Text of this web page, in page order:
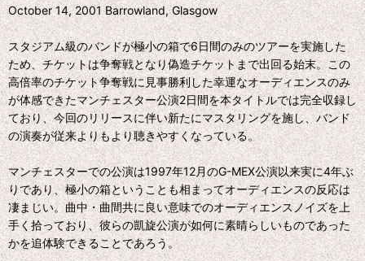
October 14, 2001 Barrowland, Glasgow
スタジアム級のバンドが極小の箱で6日間のみのツアーを実施した
ため、チケットは争奪戦となり偽造チケットまで出回る始末。この
高倍率のチケット争奪戦に見事勝利した幸運なオーディエンスのみ
が体感できたマンチェスター公演2日間を本タイトルでは完全収録し
ており、今回のリリースに伴い新たにマスタリングを施し、バンド
の演奏が従来よりもより聴きやすくなっている。
マンチェスターでの公演は1997年12月のG-MEX公演以来実に4年ぶ
りであり、極小の箱ということも相まってオーディエンスの反応は
凄まじい。曲中・曲間共に良い意味でのオーディエンスノイズを上
手く拾っており、彼らの凱旋公演が如何に素晴らしいものであった
かを追体験できることであろう。